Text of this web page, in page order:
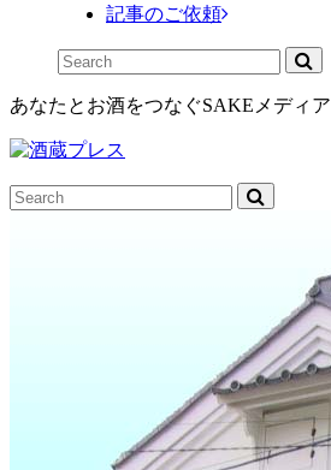
記事のご依頼
あなたとお酒をつなぐSAKEメディア